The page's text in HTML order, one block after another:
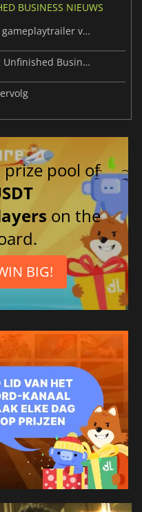
BUSINESS NIEUWS
RoboCop is terug in een nieuwe gameplaytrailer van Unfinished Business
Robocop: Rogue City uitbreiding Unfinished Business komt deze zomer uit
pool of
on the
BIG!